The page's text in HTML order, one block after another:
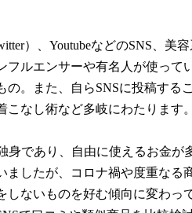
）、YoutubeなどのSNS、美
フルエンサーや有名人が使って
の。また、自らSNSに投稿する
なし術など多岐にわたります。
身であり、自由に使えるお金
ましたが、コロナ禍や度重なる
しないものを好む傾向に変わっ